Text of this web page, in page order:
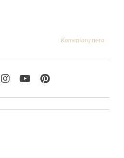
Komentarų nėra